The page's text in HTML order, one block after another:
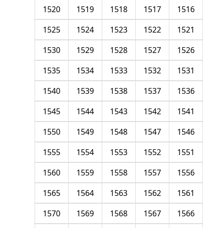
1516
1517
1518
1519
1520
1521
1522
1523
1524
1525
1526
1527
1528
1529
1530
1531
1532
1533
1534
1535
1536
1537
1538
1539
1540
1541
1542
1543
1544
1545
1546
1547
1548
1549
1550
1551
1552
1553
1554
1555
1556
1557
1558
1559
1560
1561
1562
1563
1564
1565
1566
1567
1568
1569
1570